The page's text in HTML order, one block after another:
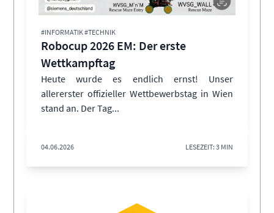
#INFORMATIK #TECHNIK
Robocup 2026 EM: Der erste
Wettkampftag
Heute wurde es endlich ernst! Unser
allererster offizieller Wettbewerbstag in Wien
stand an. Der Tag...
04.06.2026 LESEZEIT: 3 MIN